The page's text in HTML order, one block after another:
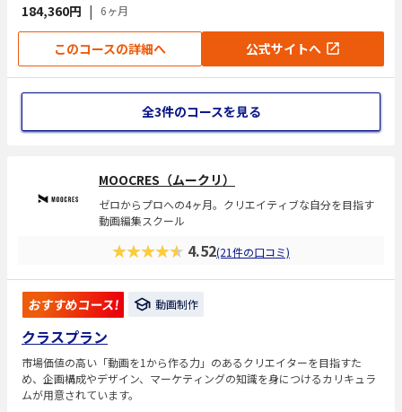
ルを身につけたい方におすすめです。
184,360円 | 6ヶ月
このコースの詳細へ 公式サイトへ
全3件のコースを見る
MOOCRES（ムークリ）
ゼロからプロへの4ヶ月。クリエイティブな自分を目指す
動画編集スクール
★★★★★ 4.52(21件の口コミ)
おすすめコース! 動画制作
クラスプラン
市場価値の高い「動画を1から作る力」のあるクリエイターを目指すた
め、企画構成やデザイン、マーケティングの知識を身につけるカリキュラ
ムが用意されています。